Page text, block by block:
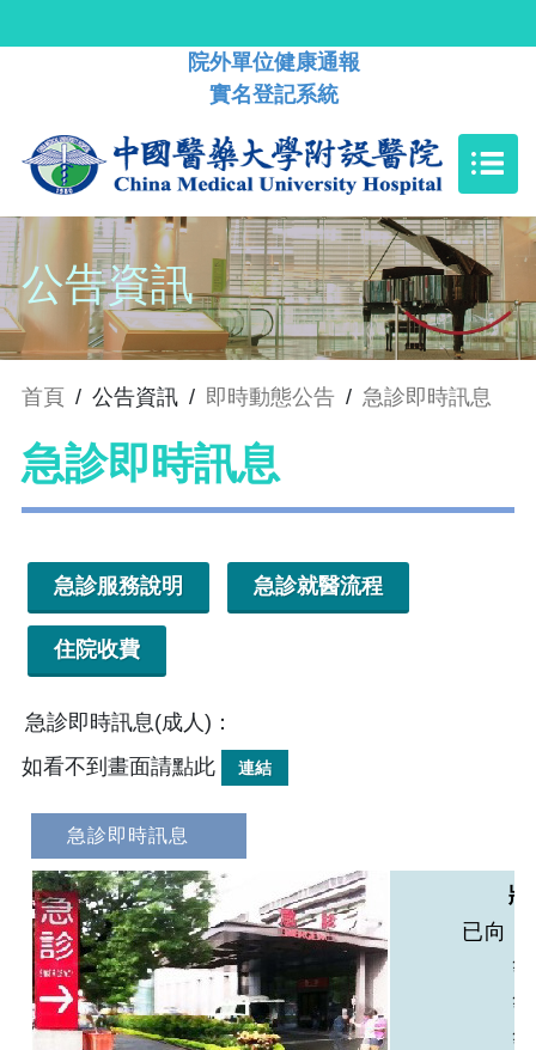
院外單位健康通報
實名登記系統
公告資訊
首頁 / 公告資訊 / 即時動態公告 / 急診即時訊息
急診即時訊息
急診服務說明 急診就醫流程
住院收費
急診即時訊息(成人)：
如看不到畫面請點此
連結